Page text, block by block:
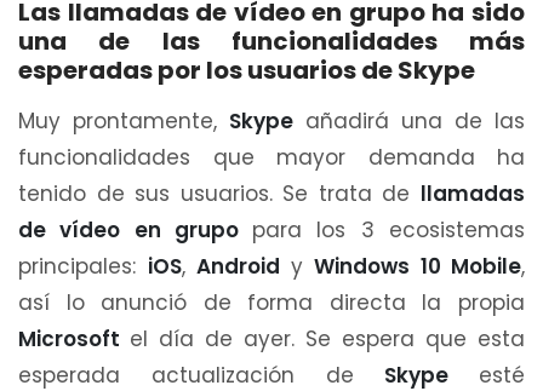
Las llamadas de vídeo en grupo ha sido
una de las funcionalidades más
esperadas por los usuarios de Skype
Muy prontamente, Skype añadirá una de las
funcionalidades que mayor demanda ha
tenido de sus usuarios. Se trata de llamadas
de vídeo en grupo para los 3 ecosistemas
principales: iOS, Android y Windows 10 Mobile,
así lo anunció de forma directa la propia
Microsoft el día de ayer. Se espera que esta
esperada actualización de Skype esté